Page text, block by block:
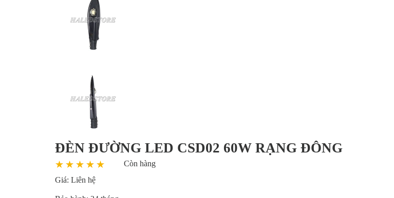
ĐÈN ĐƯỜNG LED CSD02 60W RẠNG ĐÔNG
Còn hàng
Giá: Liên hệ